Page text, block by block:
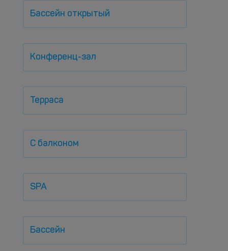
Бассейн открытый
Конференц-зал
Терраса
С балконом
SPA
Бассейн